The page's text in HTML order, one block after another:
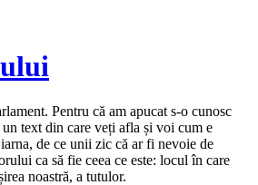
Pentru că am apucat s-o cunosc
text din care veți afla și voi cum e
de ce unii zic că ar fi nevoie de
ca să fie ceea ce este: locul în care
noastră, a tutulor.